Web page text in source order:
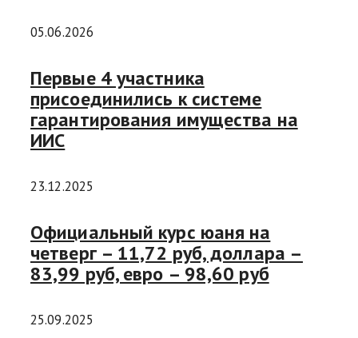
05.06.2026
Первые 4 участника
присоединились к системе
гарантирования имущества на
ИИС
23.12.2025
Официальный курс юаня на
четверг – 11,72 руб, доллара –
83,99 руб, евро – 98,60 руб
25.09.2025